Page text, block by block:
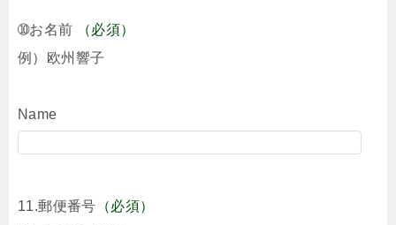
➉お名前
（必須）
例）欧州響子
Name
11.郵便番号 （必須）